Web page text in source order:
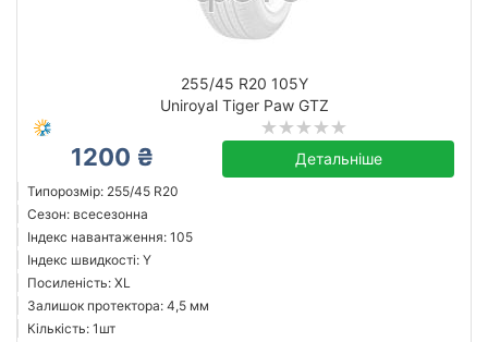
255/45 R20 105Y
Uniroyal Tiger Paw GTZ
1200 ₴ Детальніше
Типорозмір: 255/45 R20
Сезон: всесезонна
Індекс навантаження: 105
Індекс швидкості: Y
Посиленість: XL
Залишок протектора: 4,5 мм
Кількість: 1шт